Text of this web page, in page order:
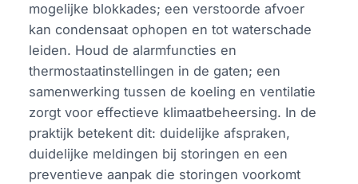
mogelijke blokkades; een verstoorde afvoer
kan condensaat ophopen en tot waterschade
leiden. Houd de alarmfuncties en
thermostaatinstellingen in de gaten; een
samenwerking tussen de koeling en ventilatie
zorgt voor effectieve klimaatbeheersing. In de
praktijk betekent dit: duidelijke afspraken,
duidelijke meldingen bij storingen en een
preventieve aanpak die storingen voorkomt